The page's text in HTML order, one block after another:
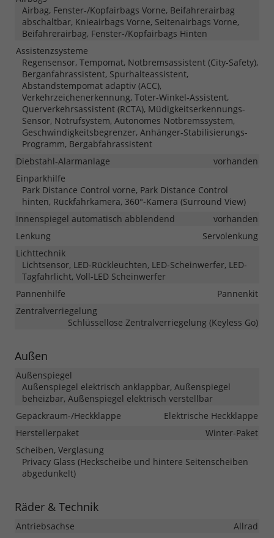
Airbag, Fenster-/Kopfairbags Vorne, Beifahrerairbag
abschaltbar, Knieairbags Vorne, Seitenairbags Vorne,
Beifahrerairbag, Fenster-/Kopfairbags Hinten
Assistenzsysteme
Regensensor, Tempomat, Notbremsassistent (City-Safety),
Berganfahrassistent, Spurhalteassistent,
Abstandstempomat adaptiv (ACC),
Verkehrzeichenerkennung, Toter-Winkel-Assistent,
Querverkehrsassistent (RCTA), Müdigkeitserkennungs-
Sensor, Notrufsystem, Autonomes Notbremssystem,
Geschwindigkeitsbegrenzer, Anhänger-Stabilisierungs-
Programm, Bergabfahrassistent
Diebstahl-Alarmanlage
vorhanden
Einparkhilfe
Park Distance Control vorne, Park Distance Control
hinten, Rückfahrkamera, 360°-Kamera (Surround View)
Innenspiegel automatisch abblendend
vorhanden
Lenkung
Servolenkung
Lichttechnik
Lichtsensor, LED-Rückleuchten, LED-Scheinwerfer, LED-
Tagfahrlicht, Voll-LED Scheinwerfer
Pannenhilfe
Pannenkit
Zentralverriegelung
Schlüssellose Zentralverriegelung (Keyless Go)
Außen
Außenspiegel
Außenspiegel elektrisch anklappbar, Außenspiegel
beheizbar, Außenspiegel elektrisch verstellbar
Gepäckraum-/Heckklappe
Elektrische Heckklappe
Herstellerpaket
Winter-Paket
Scheiben, Verglasung
Privacy Glass (Heckscheibe und hintere Seitenscheiben
abgedunkelt)
Räder & Technik
Antriebsachse
Allrad